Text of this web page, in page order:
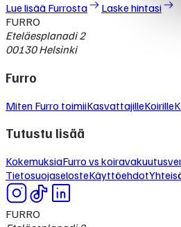
Lue lisää Furrosta
Laske hintasi
FURRO
Eteläesplanadi 2
00130 Helsinki
Furro
Miten Furro toimiiKasvattajilleKoirille
Tutustu lisää
KokemuksiaFurro vs
TietosuojaselosteKäyttöehdot
FURRO